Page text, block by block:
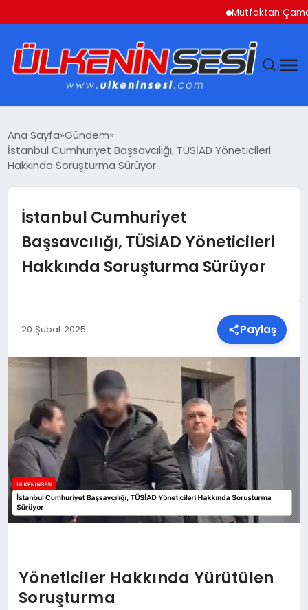
Mutfaktan Çamaşır
EKONOMI
SAĞLIK
SPOR
TEKNOLOJI
YAŞAM
MALATYA HABERLERI
Ana Sayfa Gündem
İstanbul Cumhuriyet Başsavcılığı, TÜSİAD Yöneticileri
Hakkında Soruşturma Sürüyor
İstanbul Cumhuriyet
Başsavcılığı, TÜSİAD Yöneticileri
Hakkında Soruşturma Sürüyor
20 Şubat 2025 Paylaş
Yöneticiler Hakkında Yürütülen
Soruşturma